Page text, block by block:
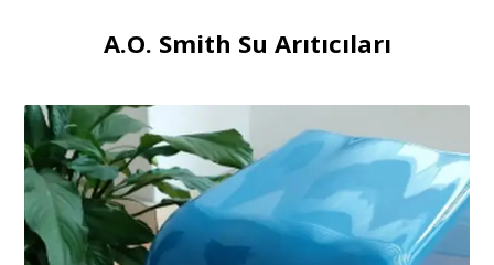
A.O. Smith Su Arıtıcıları